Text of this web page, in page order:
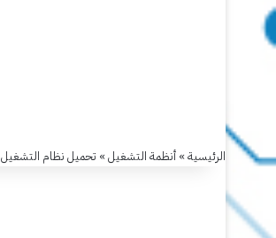
الرئيسية» أنظمة التشغيل» تحميل نظام التشغيل iOS 13.4 IPSW و iPadOS 13.4 IPSW
iOS